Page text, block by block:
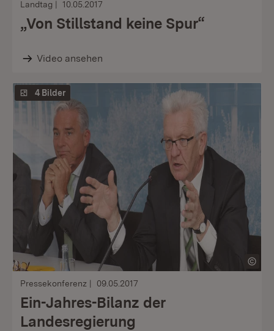
Landtag 10.05.2017
„Von Stillstand keine Spur“
Video ansehen
4 Bilder
Pressekonferenz 09.05.2017
Ein-Jahres-Bilanz der
Landesregierung